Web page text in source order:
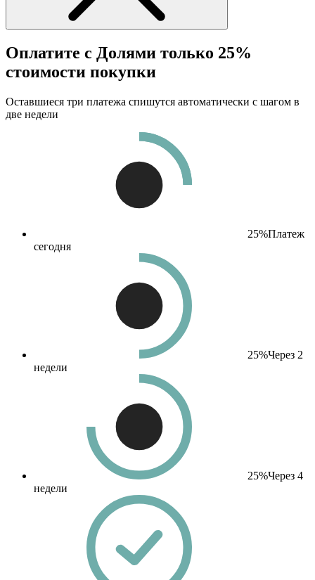
Оплатите с Долями только 25%
стоимости покупки
Оставшиеся три платежа спишутся автоматически с шагом в
две недели
25%Платеж
сегодня
25%Через 2
недели
25%Через 4
недели